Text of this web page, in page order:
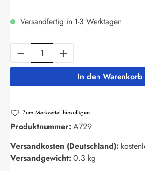
Versandfertig in 1-3 Werktagen
Produkt Anzahl: Gib den
In den Warenkorb
Zum Merkzettel hinzufügen
Produktnummer: A729
Versandkosten (Deutschland):
Versandgewicht: 0.3 kg